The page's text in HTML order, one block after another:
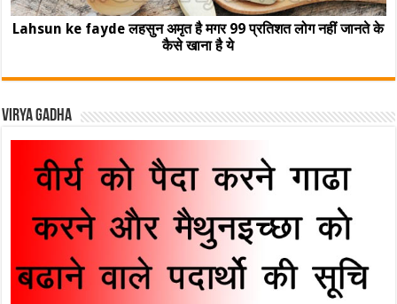
Lahsun ke fayde लहसुन अमृत है मगर 99 प्रतिशत लोग नहीं जानते के
कैसे खाना है ये
Virya Gadha